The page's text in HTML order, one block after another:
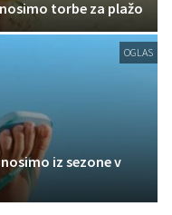
torbe za plažo
OGLAS
iz sezone v